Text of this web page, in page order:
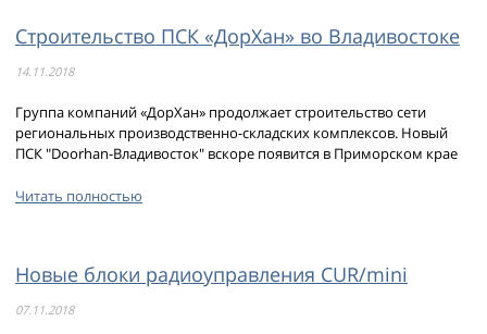
Строительство ПСК «ДорХан» во Владивостоке
14.11.2018
Группа компаний «ДорХан» продолжает строительство сети
региональных производственно-складских комплексов. Новый
ПСК "Doorhan-Владивосток" вскоре появится в Приморском крае
Читать полностью
Новые блоки радиоуправления CUR/mini
07.11.2018